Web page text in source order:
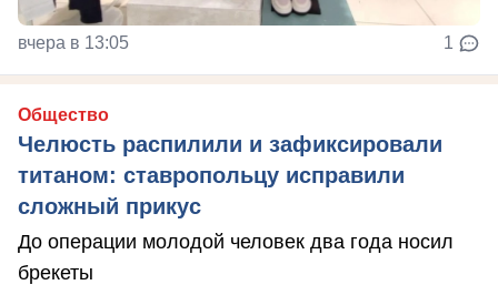
вчера в 13:05 1
Общество
Челюсть распилили и зафиксировали
титаном: ставропольцу исправили
сложный прикус
До операции молодой человек два года носил
брекеты